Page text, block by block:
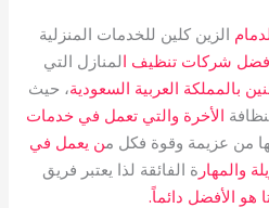
الزين كلين للخدمات المنزلية
شركات تنظيف المنازل التي
بالمملكة العربية السعودية، حيث
الأخرة والتي تعمل في خدمات
من عزيمة وقوة فكل من يعمل في
والمهار ة الفائقة لذا يعتبر فريق
هو الأفضل دائماً.